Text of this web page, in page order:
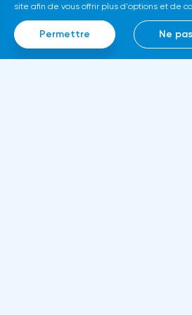
site afin de vous offrir plus d'options et de
Permettre Ne